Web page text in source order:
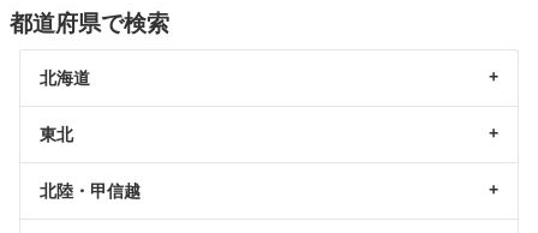
都道府県で検索
北海道
東北
北陸・甲信越